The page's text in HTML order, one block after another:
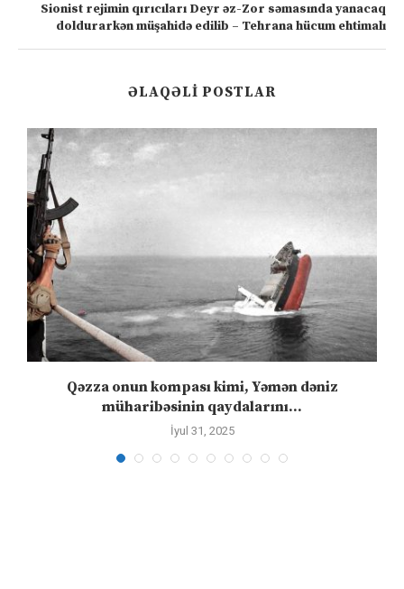
Sionist rejimin qırıcıları Deyr əz-Zor səmasında yanacaq
doldurarkən müşahidə edilib – Tehrana hücum ehtimalı
ƏLAQƏLI POSTLAR
Qəzza onun kompası kimi, Yəmən dəniz
müharibəsinin qaydalarını...
İyul 31, 2025